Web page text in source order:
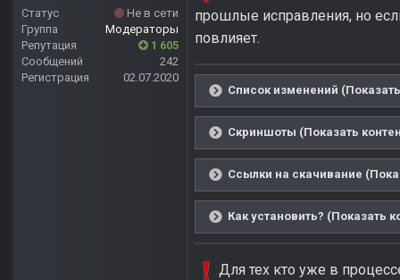
Статус
Не в сети
Группа
Модераторы
Репутация
1 605
Сообщений
242
Регистрация
02.07.2020
прошлые исправления, но
повлияет.
Список изменений
Скриншоты (Показать
Ссылки на скачивание
Как установить? (Показать
Для тех кто уже в